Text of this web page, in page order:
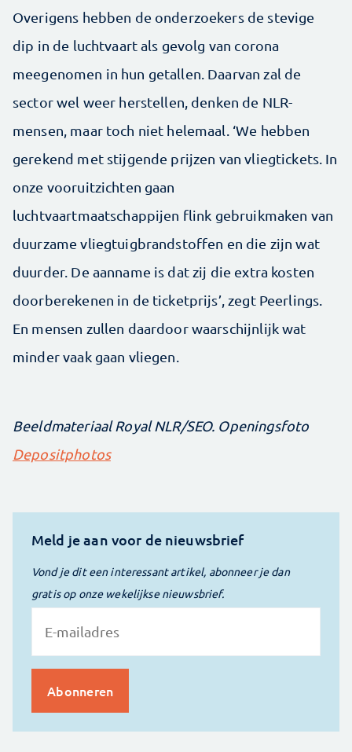
Overigens hebben de onderzoekers de stevige
dip in de luchtvaart als gevolg van corona
meegenomen in hun getallen. Daarvan zal de
sector wel weer herstellen, denken de NLR-
mensen, maar toch niet helemaal. ‘We hebben
gerekend met stijgende prijzen van vliegtickets. In
onze vooruitzichten gaan
luchtvaartmaatschappijen flink gebruikmaken van
duurzame vliegtuigbrandstoffen en die zijn wat
duurder. De aanname is dat zij die extra kosten
doorberekenen in de ticketprijs’, zegt Peerlings.
En mensen zullen daardoor waarschijnlijk wat
minder vaak gaan vliegen.
Beeldmateriaal Royal NLR/SEO. Openingsfoto
Depositphotos
Meld je aan voor de nieuwsbrief
Vond je dit een interessant artikel, abonneer je dan
gratis op onze wekelijkse nieuwsbrief.